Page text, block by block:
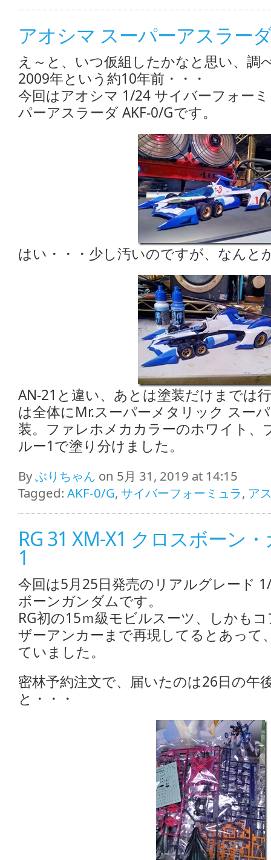
アオシマ スーパーアスラー
え～と、いつ仮組したかなと思い、調
2009年という約10年前・・・
今回はアオシマ 1/24 サイバーフォー
パーアスラーダ AKF-0/Gです。
はい・・・少し汚いのですが、なんと
AN-21と違い、あとは塗装だけまでは
は全体にMr.スーパーメタリック スー
装。ファレホメカカラーのホワイト、
ルー1で塗り分けました。
Byぶりちゃん on 5月 31, 2019 at 14:15
Tagged: AKF-0/G, サイバーフォーミュラ, ア
RG 31 XM-X1 クロスボーン
1
今回は5月25日発売のリアルグレード
ボーンガンダムです。
RG初の15ｍ級モビルスーツ、しかも
ザーアンカーまで再現してるとあって
ていました。
密林予約注文で、届いたのは26日の午
と・・・